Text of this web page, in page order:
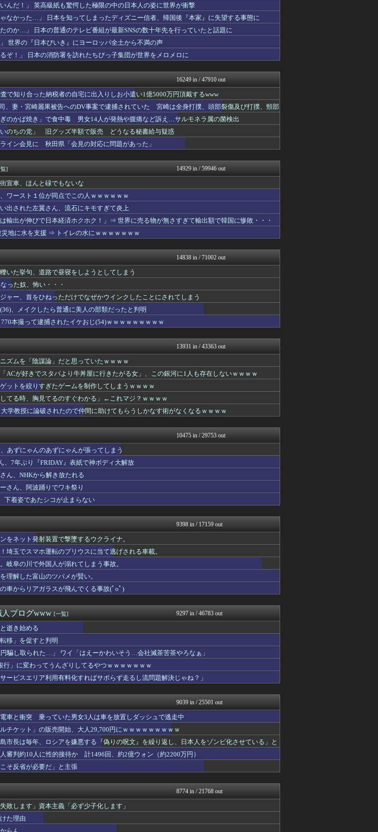
という息子が援助を求めてきた。「同額が欲...
修羅の華-家庭・生活まとめ
ますか？
ダイエット速報＠2ちゃんね...
エルはトランプ和平案に「同意せず」！
軍事・ミリタリー速報☆彡
こういうのが好きなんでしょ…？」
いたしん！
バルサ移籍か？（海外の反応）
てどんな部分だと思う？
汎用型自作PCまとめ
えてしまうｗｗｗｗｗｗｗｗｗ
ラビット速報
うーん…」間男(強行突破してやる！) ...
オーバージョイド！
ないと」運転手男（49）を再逮捕 ベント...
・・・
VIPPER速報
スの監督ｗｗｗ
日刊やきう速報
やー！」と叫んでる北欧系っぽい10名程...
ほんわかMkⅡ
める Linuxの市場シェアが初め...
あらまめ2ch
ゆるゲーマー遅報
収録『聖王女ローズパメラ...
スターライト速報 -遊戯王...
像・最高な画像」貼っていけｗｗｗｗｗ
哲学ニュースnwk
とになってるって...
乃木通 乃木坂46櫻坂46...
と並んだ結果ｗｗｗｗ
アルファルファモザイク＠ネ...
婦に養子に出した。すると、養子に出した...
ント以下は押し目買いの好機と話題に
コンテンツ・声優 | ラブ...
用できる感じだな
しそうな距離感！！！【乃木坂46】
坂道情報通～乃木坂46まと...
プレーがこれ
バスケまとめ・COM
かかったままだった。夫が店にネチネチ嫌...
基地沢直樹-復讐・修羅場・...
譲りません。東京から大阪まで家族4人だ...
国難にあってもの申す！！
で見せつけてしまう ※gifあり
アナ速‐女子アナ画像速報
るかわいそうな子」←発想が天才すぎるｗｗ...
ンバー達にチクビを弄られてしまう
正体がぼる塾説ｗｗｗｗ
GOSSIP速報
長に断固たる支持を表明「隠す気もない...
マニア・オブ・フットボール...
本人審判も含まれると報道 「Jリーグの...
完全勝利をご覧ください」→「これはすごい...
海外の反応 お隣速報
ぎたゲームを制作してしまうｗｗｗｗ
わんこーる速報！
当たり率ｗｗｗｗｗｗｗｗｗｗｗ
なんJミュージアム
婚外ちゃんねる
れた女のくせに外国人と結婚しやがった」...
ボタン廃止でTシャツ素材ｗｗｗ
スコールちゃんねる｜２ちゃ...
が6回5失点、初回先制許し安田の一発...
まとめロッテ！
ニメ、面白い
っている
ぎているwwwwwwww
筋肉速報
ます。服の中はこんな感じです。。。。...
えっ!?またここのサイト?
われる……
ダイエット速報＠2ちゃんね...
ませんか？
いたしん！
家に来られたら全力で拒否るｗｗｗｗｗｗ...
いる産業がこちら・・・」
の痛バッグｗｗｗ 他ウマ娘・競馬小ネタま...
ウマ娘うまぴょい速報
釣りまとめ速報
なストーリー！これは期待できるな！(...
待ｗｗｗｗ
さん、上田綺世嫁の子育て炎上案件にいっ...
WorldFootball...
のS31Zいくらかかってるんだ… ...
あらまめ2ch
？
げぇ速
ト完売を発表 24年から31試合連続で...
まできたけどここから一気にゲーム難易度...
逆でも格好良すぎると話題にｗｗｗ
GOSSIP速報
ｗｗ
漫画まとめ速報
出演ｷﾀ━(ﾟ∀ﾟ)━!!!!
ｗｗｗｗｗｗｗｗwwww
ニュー速VIPブログ(`･...
てるのすぐわかる」←これマジ？ｗｗｗｗ
わんこーる速報！
ベイスターズ速報＠なんJ
るよな
ゲーム魔人
れてパ◯ツ丸見えになってしまうｗｗｗw...
ーの身体がエロすぎるｗｗｗ
じわ速 芸能ニュースまとめ
！！【元乃木坂46】
坂道情報通～乃木坂46まと...
」俺「テーブルにありませんね」嫁「これは...
基地沢直樹-復讐・修羅場・...
人になってから再会し結婚した男、めちゃく...
NEWSぽけまとめーる
まとめCUP
んだ！」 英高級紙も驚愕した極限の中の日本人の姿に世界が衝撃
なかった…」 日本を知ってしまったディズニー信者、帰国後『本家』に失望する事態に
のか…」 日本の普通のテレビ番組が最新SNSの数十年先を行っていたと話題に
世界の『日本びいき』にヨーロッパ全土から不満の声
ぞ！」 日本の消防署を訪れたちびっ子集団が世界をメロメロに
16249 in / 47910 out
で知り合った納税者の自宅に出入りしお小遣い1億5000万円頂戴するwww
、妻・宮崎麗果被告へのDV事案で逮捕されていた 宮崎は全身打撲、頭部裂傷及び打撲、頸部
ぎのかば焼き」で食中毒 男女14人が発熱や腹痛など訴え…サルモネラ属の菌検出
のちの党」 旧グッズ半額で販売 どうなる秘書給与疑惑
イン会見に 秋田県「会見の対応に問題があった」
] 14929 in / 59946 out
宣車、ほんと碌でもないな
ワースト１位が同点でこの人ｗｗｗｗｗｗ
出された左翼さん、流石にキモすぎて炎上
は輸出が伸びで日本経済ホクホク！」⇒ 世界に売る物が無さすぎて輸出額で韓国に惨敗・・・
災地に水を支援 ⇒ トイレの水にｗｗｗｗｗｗｗ
14838 in / 71002 out
いた挙句、道路で昼寝をしようとしてしまう
った奴、怖い・・・
ャー、首をひねっただけでなぜかウインクしたことにされてしまう
、メイクしたら普通に美人の部類だったと判明
770本撮って逮捕されたイケおじ(54)ｗｗｗｗｗｗｗｗｗ
13931 in / 43363 out
ズムを「陰謀論」だと思っていたｗｗｗｗ
ACが好きでスタバより牛丼屋に行きたがる女」、この銀河に1人も存在しないｗｗｗｗ
ットを絞りすぎたゲームを制作してしまうｗｗｗｗ
してる時、胸見てるのすぐわかる」←これマジ？ｗｗｗｗ
大学教授に論破されたので仲間に助けてもらうしかなす術がなくなるｗｗｗｗ
10475 in / 29753 out
あずにゃんのあずにゃんが張ってしまう
、7年ぶり『FRIDAY』表紙で神ボディ大解放
ん、NHKから解き放たれる
さん、阿波踊りでワキ祭り
下着姿であたシコが止まらない
9398 in / 17159 out
をネット発射装置で撃墜するウクライナ。
埼玉でスマホ運転のプリウスに当て逃げされる車載。
岐阜の川で外国人が溺れてしまう事故。
理解した富山のツバメが賢い。
車からリアガラスが飛んでくる事故(ﾟoﾟ)
人ブログwww [一覧] 9297 in / 46783 out
逝き始める
移」を促すと判明
騙し取られた…」 ワイ「はえーかわいそう…会社滅茶苦茶やろなぁ」
行」に変わってうんざりしてるやつｗｗｗｗｗｗｗ
ービスエリア利用有料化すればサボらず走るし流問題解決じゃね？」
9039 in / 25501 out
電車と衝突 乗っていた男女3人は車を放置しダッシュで逃走中
チケット」の販売開始、大人29,700円にｗｗｗｗｗｗｗｗｗ
市長は毎年、ロシアを嫌悪する『偽りの呪文』を繰り返し、日本人をゾンビ化させている」と
審判約10人に性的接待か 計1496回、約2億ウォン（約2200万円）
そ反省が必要だ」と主張
8774 in / 21768 out
敗します」資本主義「必ず少子化します」
た理由